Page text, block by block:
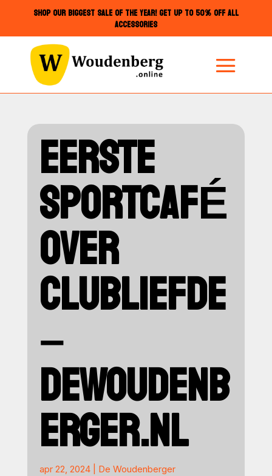
SHOP OUR BIGGEST SALE OF THE YEAR! GET UP TO 50% OFF ALL
ACCESSORIES
EERSTE
SPORTCAFÉ
OVER
CLUBLIEFDE
–
DEWOUDENB
ERGER.NL
apr 22, 2024| De Woudenberger